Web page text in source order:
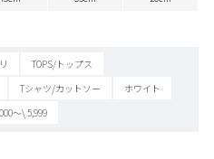
TOPS/トップス
Tシャツ/カットソー
ホワイト
～\ 5,999